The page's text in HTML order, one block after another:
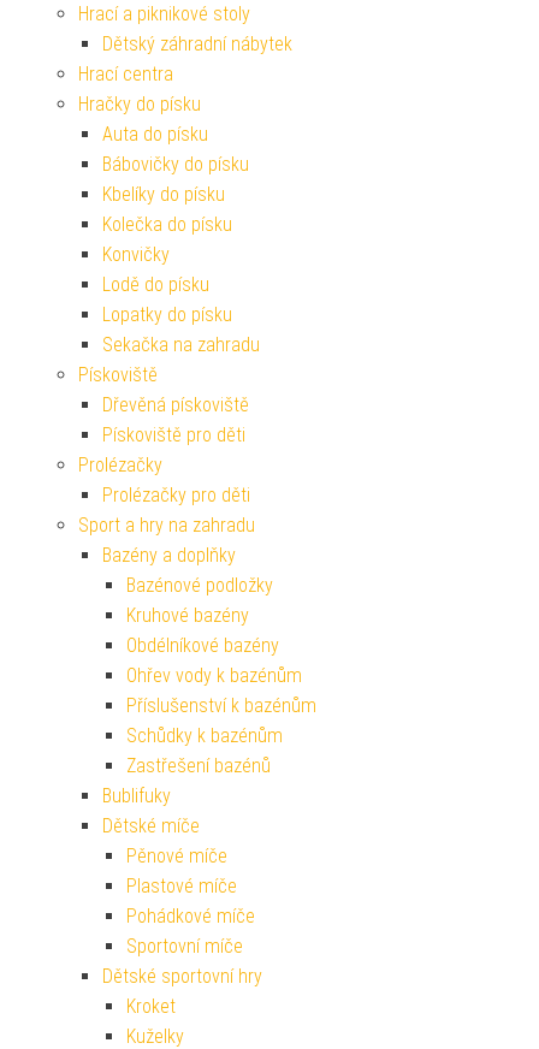
Hrací a piknikové stoly
Dětský záhradní nábytek
Hrací centra
Hračky do písku
Auta do písku
Bábovičky do písku
Kbelíky do písku
Kolečka do písku
Konvičky
Lodě do písku
Lopatky do písku
Sekačka na zahradu
Pískoviště
Dřevěná pískoviště
Pískoviště pro děti
Prolézačky
Prolézačky pro děti
Sport a hry na zahradu
Bazény a doplňky
Bazénové podložky
Kruhové bazény
Obdélníkové bazény
Ohřev vody k bazénům
Příslušenství k bazénům
Schůdky k bazénům
Zastřešení bazénů
Bublifuky
Dětské míče
Pěnové míče
Plastové míče
Pohádkové míče
Sportovní míče
Dětské sportovní hry
Kroket
Kuželky